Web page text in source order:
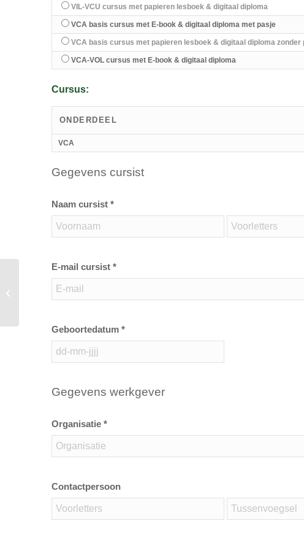
VIL-VCU cursus met papieren lesboek & digitaal diploma
VCA basis cursus met E-book & digitaal diploma met pasje
VCA basis cursus met papieren lesboek & digitaal diploma zonder
VCA-VOL cursus met E-book & digitaal diploma
Cursus:
ONDERDEEL
VCA
Gegevens cursist
Naam cursist *
E-mail cursist *
Geboortedatum *
Gegevens werkgever
Organisatie *
Contactpersoon
VCA Basis /VCA VOL /VIL VCU
(diverse talen)